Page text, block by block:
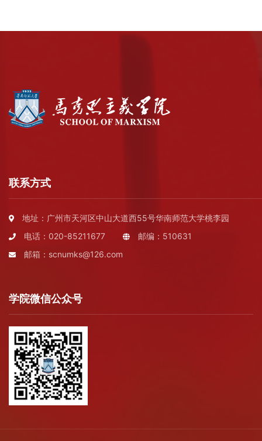
联系方式
地址：广州市天河区中山大道西55号华南师范大学桃李园
电话：020-85211677
邮编：510631
邮箱：scnumks@126.com
学院微信公众号